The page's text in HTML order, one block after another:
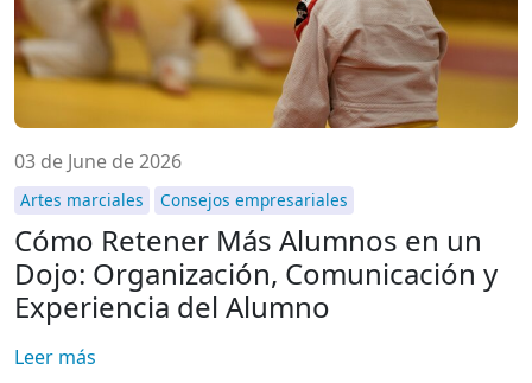
03 de June de 2026
Artes marciales Consejos empresariales
Cómo Retener Más Alumnos en un
Dojo: Organización, Comunicación y
Experiencia del Alumno
Leer más